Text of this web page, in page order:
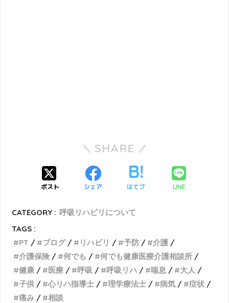
SHARE
ポスト シェア はてブ LINE
CATEGORY : 呼吸リハビリについて
TAGS :
PT
ブログ リハビリ 予防
介護
介護保険
何でも
何でも健康医療介護相談所
健康
医療 呼吸 呼吸リハ 喘息
大人
子供
心リハ指導士 理学療法士 病気
症状
痛み
相談